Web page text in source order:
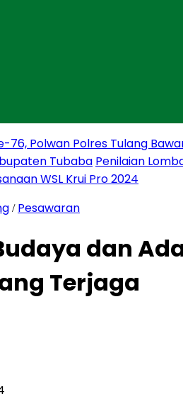
76, Polwan Polres Tulang
Tubaba Penilaian
WSL Krui Pro 2024
/ Pesawaran
dan
Terjaga